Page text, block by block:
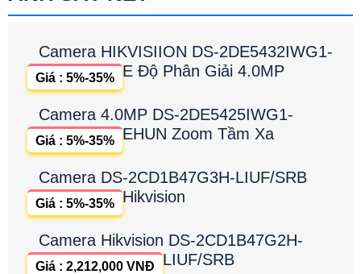
Camera HIKVISIION DS-2DE5432IWG1-
E Độ Phân Giải 4.0MP
Giá : 5%-35%
Camera 4.0MP DS-2DE5425IWG1-
EHUN Zoom Tầm Xa
Giá : 5%-35%
Camera DS-2CD1B47G3H-LIUF/SRB
Hikvision
Giá : 5%-35%
Camera Hikvision DS-2CD1B47G2H-
LIUF/SRB
Giá : 2,212,000 VNĐ